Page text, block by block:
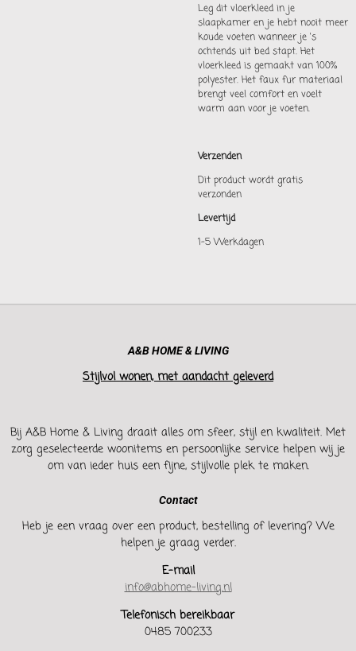
Leg dit vloerkleed in je
slaapkamer en je hebt nooit meer
koude voeten wanneer je 's
ochtends uit bed stapt. Het
vloerkleed is gemaakt van 100%
polyester. Het faux fur materiaal
brengt veel comfort en voelt
warm aan voor je voeten.
Verzenden
Dit product wordt gratis
verzonden
Levertijd
1-5 Werkdagen
A&B HOME & LIVING
Stijlvol wonen, met aandacht geleverd
Bij A&B Home & Living draait alles om sfeer, stijl en kwaliteit. Met
zorg geselecteerde woonitems en persoonlijke service helpen wij je
om van ieder huis een fijne, stijlvolle plek te maken.
Contact
Heb je een vraag over een product, bestelling of levering? We
helpen je graag verder.
E-mail
info@abhome-living.nl
Telefonisch bereikbaar
0485 700233